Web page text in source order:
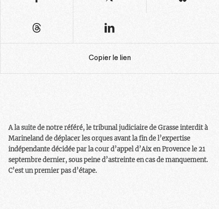
Copier le lien
A la suite de notre référé, le tribunal judiciaire de Grasse interdit à
Marineland de déplacer les orques avant la fin de l’expertise
indépendante décidée par la cour d’appel d’Aix en Provence le 21
septembre dernier, sous peine d’astreinte en cas de manquement.
C’est un premier pas d’étape.